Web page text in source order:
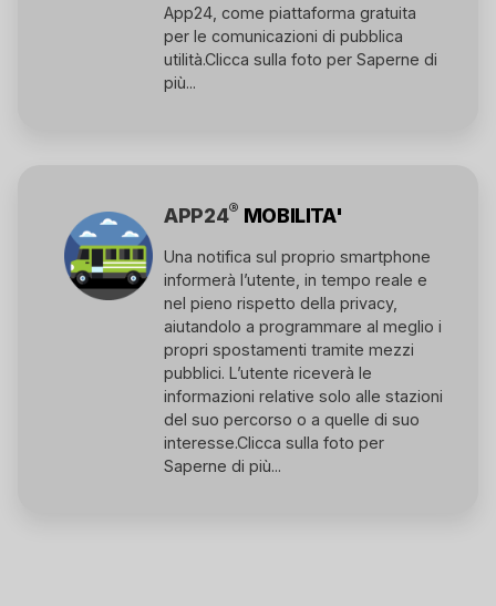
App24, come piattaforma gratuita
per le comunicazioni di pubblica
utilità.Clicca sulla foto per Saperne di
più...
APP24® MOBILITA'
Una notifica sul proprio smartphone
informerà l’utente, in tempo reale e
nel pieno rispetto della privacy,
aiutandolo a programmare al meglio i
propri spostamenti tramite mezzi
pubblici. L’utente riceverà le
informazioni relative solo alle stazioni
del suo percorso o a quelle di suo
interesse.Clicca sulla foto per
Saperne di più...